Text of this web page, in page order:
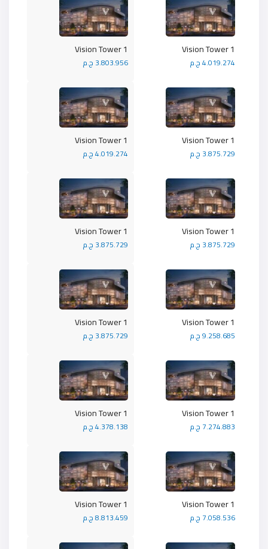
Vision Tower 1
3.803.956 ج.م
Vision Tower 1
4.019.274 ج.م
Vision Tower 1
4.019.274 ج.م
Vision Tower 1
3.875.729 ج.م
Vision Tower 1
3.875.729 ج.م
Vision Tower 1
3.875.729 ج.م
Vision Tower 1
3.875.729 ج.م
Vision Tower 1
9.258.685 ج.م
Vision Tower 1
4.378.138 ج.م
Vision Tower 1
7.274.883 ج.م
Vision Tower 1
8.813.459 ج.م
Vision Tower 1
7.058.536 ج.م